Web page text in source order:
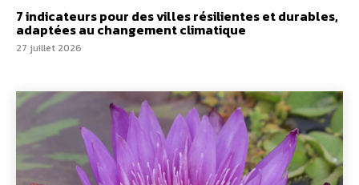
7 indicateurs pour des villes résilientes et durables,
adaptées au changement climatique
27 juillet 2026